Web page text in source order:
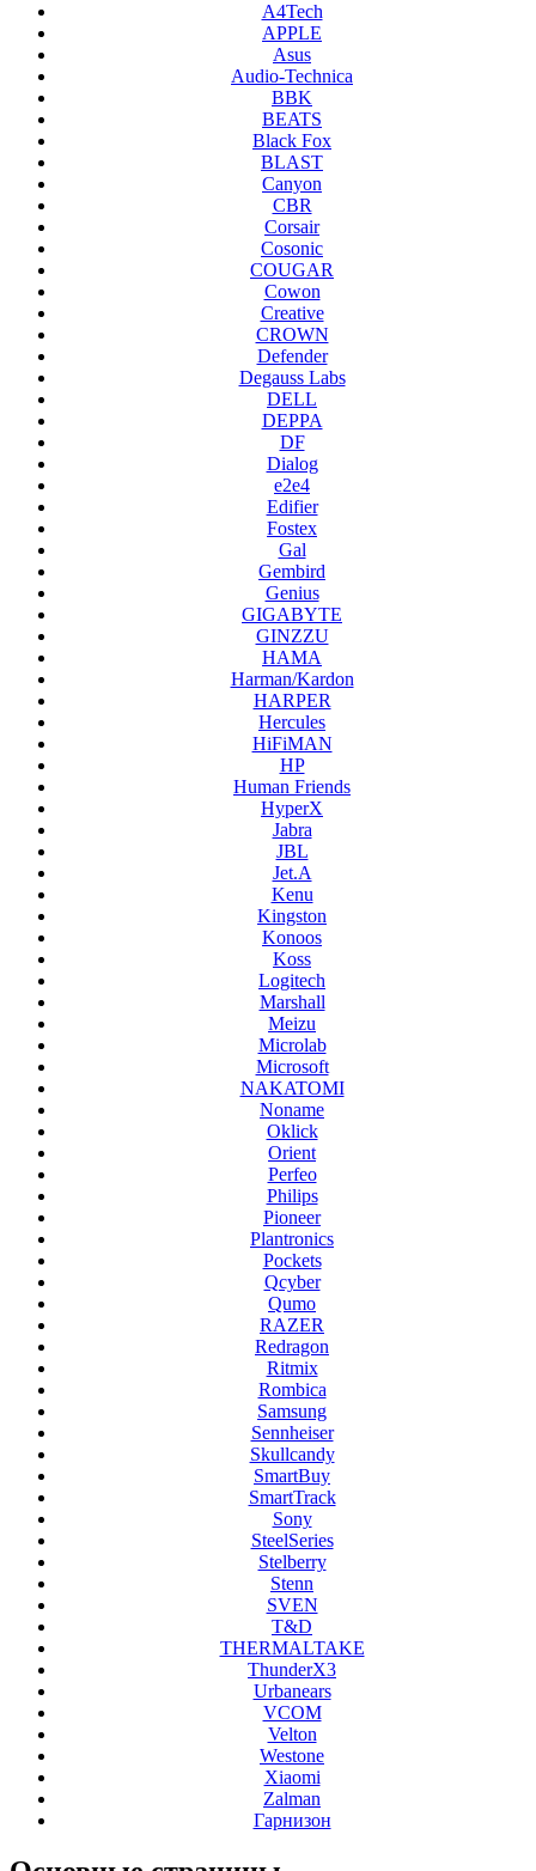
A4Tech
APPLE
Asus
Audio-Technica
BBK
BEATS
Black Fox
BLAST
Canyon
CBR
Corsair
Cosonic
COUGAR
Cowon
Creative
CROWN
Defender
Degauss Labs
DELL
DEPPA
DF
Dialog
e2e4
Edifier
Fostex
Gal
Gembird
Genius
GIGABYTE
GINZZU
HAMA
Harman/Kardon
HARPER
Hercules
HiFiMAN
HP
Human Friends
HyperX
Jabra
JBL
Jet.A
Kenu
Kingston
Konoos
Koss
Logitech
Marshall
Meizu
Microlab
Microsoft
NAKATOMI
Noname
Oklick
Orient
Perfeo
Philips
Pioneer
Plantronics
Pockets
Qcyber
Qumo
RAZER
Redragon
Ritmix
Rombica
Samsung
Sennheiser
Skullcandy
SmartBuy
SmartTrack
Sony
SteelSeries
Stelberry
Stenn
SVEN
T&D
THERMALTAKE
ThunderX3
Urbanears
VCOM
Velton
Westone
Xiaomi
Zalman
Гарнизон